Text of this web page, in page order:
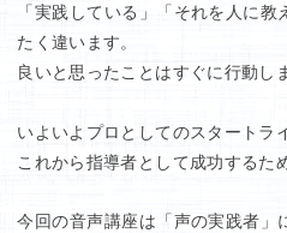
「実践している」「それを人に
たく違います。
良いと思ったことはすぐに行動し
いよいよプロとしてのスタートラ
これから指導者として成功するた
今回の音声講座は「声の実践者」